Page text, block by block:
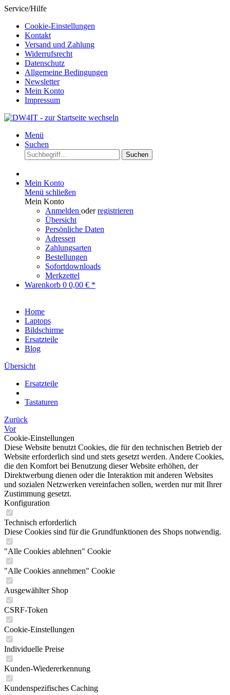
Service/Hilfe
Cookie-Einstellungen
Kontakt
Versand und Zahlung
Widerrufsrecht
Datenschutz
Allgemeine Bedingungen
Newsletter
Mein Konto
Impressum
Menü
Suchen
Suchen
Mein Konto
Menü schließen
Mein Konto
Anmelden oderregistrieren
Übersicht
Persönliche Daten
Adressen
Zahlungsarten
Bestellungen
Sofortdownloads
Merkzettel
Warenkorb 0 0,00 € *
Home
Laptops
Bildschirme
Ersatzteile
Blog
Übersicht
Ersatzteile
Tastaturen
Zurück
Vor
Cookie-Einstellungen
Diese Website benutzt Cookies, die für den technischen Betrieb der
Website erforderlich sind und stets gesetzt werden. Andere Cookies,
die den Komfort bei Benutzung dieser Website erhöhen, der
Direktwerbung dienen oder die Interaktion mit anderen Websites
und sozialen Netzwerken vereinfachen sollen, werden nur mit Ihrer
Zustimmung gesetzt.
Konfiguration
Technisch erforderlich
Diese Cookies sind für die Grundfunktionen des Shops notwendig.
"Alle Cookies ablehnen" Cookie
"Alle Cookies annehmen" Cookie
Ausgewählter Shop
CSRF-Token
Cookie-Einstellungen
Individuelle Preise
Kunden-Wiedererkennung
Kundenspezifisches Caching